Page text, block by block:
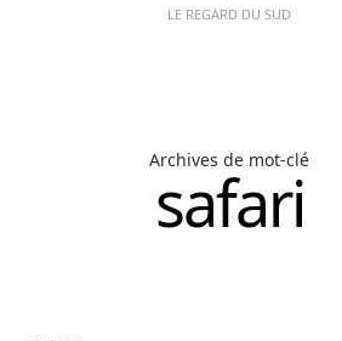
LE REGARD DU SUD
Archives de mot-clé
safari